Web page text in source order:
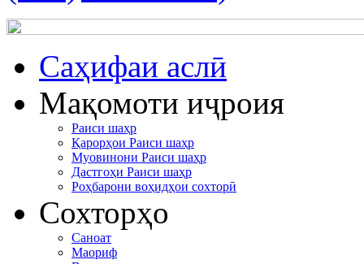
Cаҳифаи аслӣ
Мақомоти иҷроия
Раиси шаҳр
Қарорҳои Раиси шаҳр
Муовинони Раиси шаҳр
Дастгоҳи Раиси шаҳр
Роҳбарони воҳидҳои сохторӣ
Сохторҳо
Саноат
Маориф